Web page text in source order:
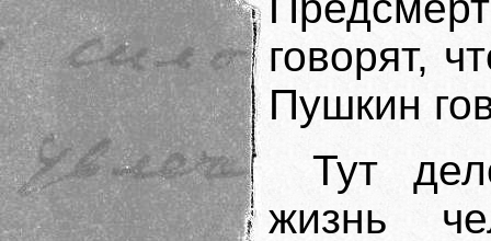
говорят,
Пушкин
Тут
жизнь